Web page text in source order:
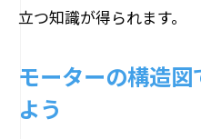
に
係
立つ知識が得られます。
モーターの構造
よう